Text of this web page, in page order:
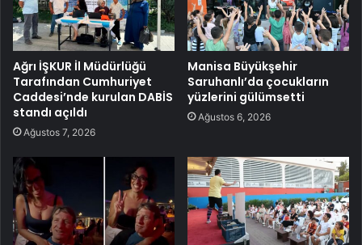
Ağrı İŞKUR İl Müdürlüğü
Tarafından Cumhuriyet
Caddesi’nde kurulan DABİS
standı açıldı
Ağustos 7, 2026
Manisa Büyükşehir
Saruhanlı’da çocukların
yüzlerini gülümsetti
Ağustos 6, 2026